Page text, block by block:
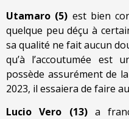
Utamaro (5) est bien
quelque peu déçu à
sa qualité ne fait aucun
qu’à l’accoutumée est
possède assurément de
2023, il essaiera de faire
Lucio Vero (13)a